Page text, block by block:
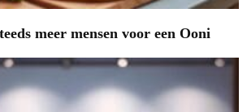
meer mensen voor een Ooni